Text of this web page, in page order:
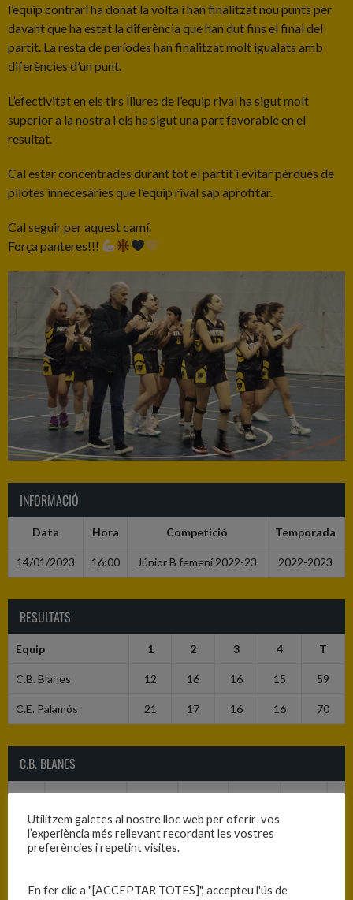
l’equip contrari ha donat la volta i han finalitzat nou punts per
davant que ha estat la diferència que han dut fins el final del
partit. La resta de períodes han finalitzat molt igualats amb
diferències d’un punt.
L’efectivitat en els tirs lliures de l’equip rival ha sigut molt
superior a la nostra i els ha sigut una part favorable en el
resultat.
Cal estar concentrades durant tot el partit i evitar pèrdues de
pilotes innecesàries que l’equip rival sap aprofitar.
Cal seguir per aquest camí.
Força panteres!!!
INFORMACIÓ
Data Hora Competició Temporada
14/01/2023 16:00 Júnior B femení 2022-23 2022-2023
RESULTATS
Equip 1 2 3 4 T
C.B. Blanes 12 16 16 15 59
C.E. Palamós 21 17 16 16 70
C.B. BLANES
3
Núria
Atalaya
9 0 0
5 Judit Abellán 6 0 0
Utilitzem galetes al nostre lloc web per oferir-vos
l’experiència més rellevant recordant les vostres
preferències i repetint visites.
En fer clic a "[ACCEPTAR TOTES]", accepteu l'ús de